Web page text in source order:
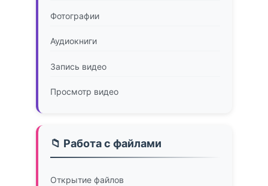
Фотографии
Аудиокниги
Запись видео
Просмотр видео
📁 Работа с файлами
Открытие файлов